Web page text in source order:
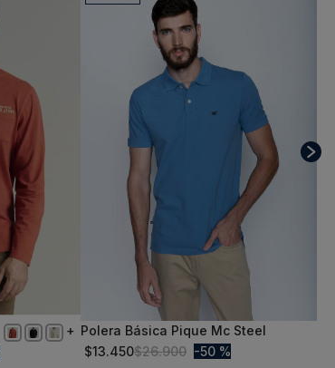
S
Polera Básica Pique Mc Steel
$13.450$26.900 50 %